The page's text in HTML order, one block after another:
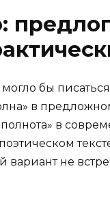
бы
в
в
не